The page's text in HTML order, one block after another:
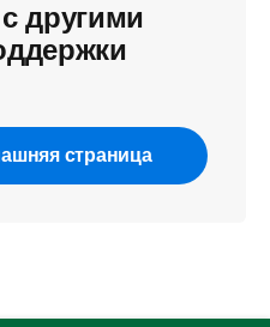
другими
страница